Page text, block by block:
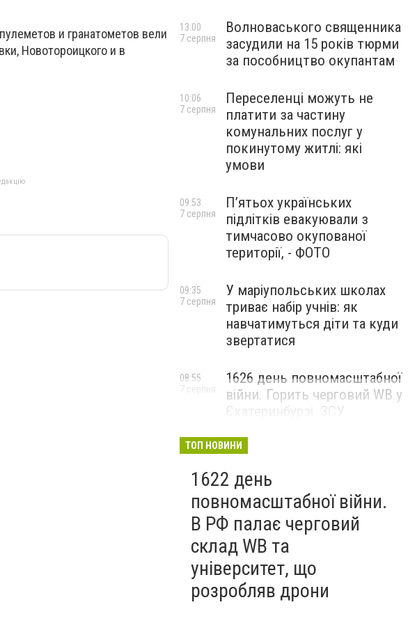
и гранатометов вели
Новотороицкого и в
Волноваського священника
засудили на 15 років тюрми
за пособництво окупантам
13:00
7 серпня
Переселенці можуть не
платити за частину
комунальних послуг у
покинутому житлі: які
умови
10:06
7 серпня
П’ятьох українських
підлітків евакуювали з
тимчасово окупованої
території, - ФОТО
09:53
7 серпня
У маріупольських школах
триває набір учнів: як
навчатимуться діти та куди
звертатися
09:35
7 серпня
1626 день повномасштабної
війни. Горить черговий WB у
Єкатеринбурзі. ЗСУ
Маріуполі
08:55
7 серпня
ТОП НОВИНИ
1622 день
повномасштабної війни.
В РФ палає черговий
склад WB та
університет, що
розробляв дрони